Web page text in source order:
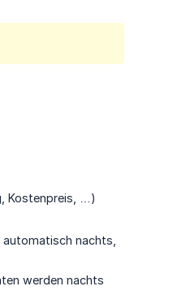
Kostenpreis, …)
nachts,
werden nachts